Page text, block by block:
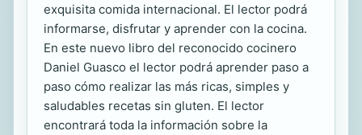
exquisita comida internacional. El lector podrá
informarse, disfrutar y aprender con la cocina.
En este nuevo libro del reconocido cocinero
Daniel Guasco el lector podrá aprender paso a
paso cómo realizar las más ricas, simples y
saludables recetas sin gluten. El lector
encontrará toda la información sobre la